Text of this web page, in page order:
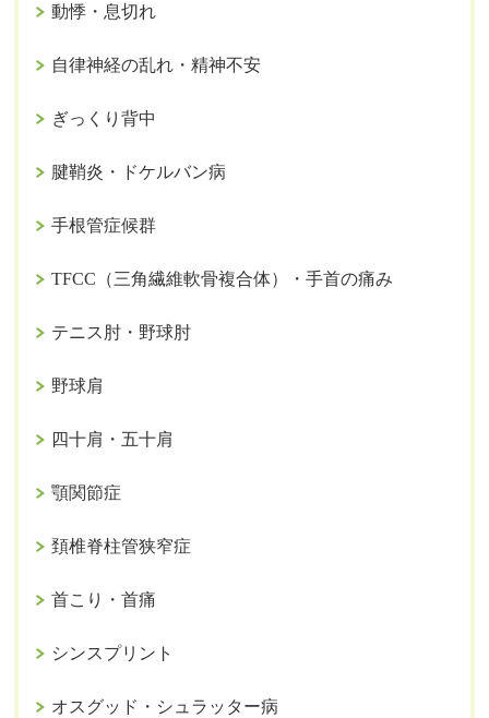
動悸・息切れ
自律神経の乱れ・精神不安
ぎっくり背中
腱鞘炎・ドケルバン病
手根管症候群
TFCC（三角繊維軟骨複合体）・手首の痛み
テニス肘・野球肘
野球肩
四十肩・五十肩
顎関節症
頚椎脊柱管狭窄症
首こり・首痛
シンスプリント
オスグッド・シュラッター病